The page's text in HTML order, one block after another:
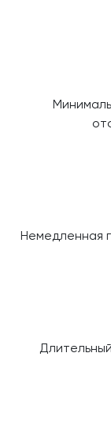
Немедленная